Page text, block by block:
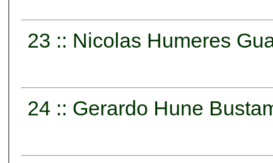
23 :: Nicolas Humeres
24 :: Gerardo Hune